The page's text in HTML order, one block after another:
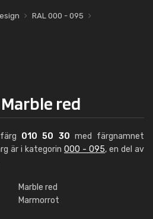
RAL 000 - 095
Marble red
010 50 30 med färgnamnet
är i kategorin 000 - 095, en del av
Marble red
Marmorrot